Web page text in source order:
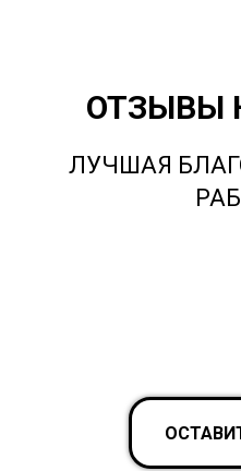
ОТЗЫВЫ
ЛУЧШАЯ